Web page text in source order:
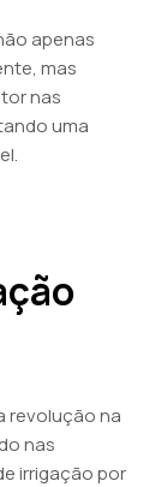
apenas
mas
nas
uma
revolução na
nas
irrigação por